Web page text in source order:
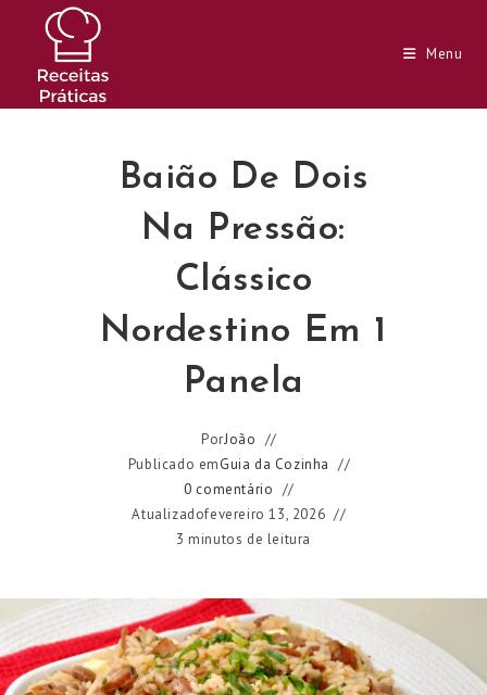
conteúdo
Menu
Baião De Dois
Na Pressão:
Clássico
Nordestino Em 1
Panela
PorJoão
Publicado emGuia da Cozinha
0 comentário
Atualizadofevereiro 13, 2026
3 minutos de leitura